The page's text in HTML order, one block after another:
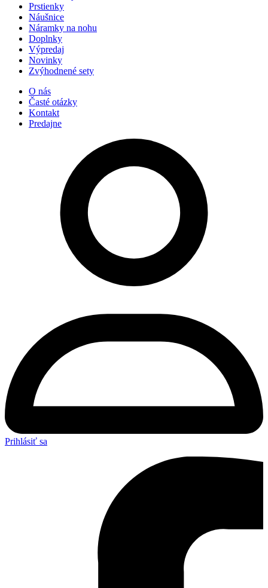
Prstienky
Náušnice
Náramky na nohu
Doplnky
Výpredaj
Novinky
Zvýhodnené sety
O nás
Časté otázky
Kontakt
Predajne
Prihlásiť sa